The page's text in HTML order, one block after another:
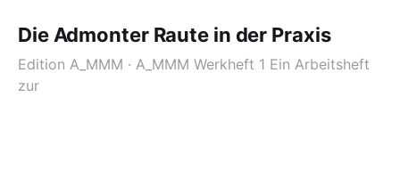
Die Admonter Raute in der Praxis
Edition A_MMM · A_MMM Werkheft 1 Ein Arbeitsheft
zur